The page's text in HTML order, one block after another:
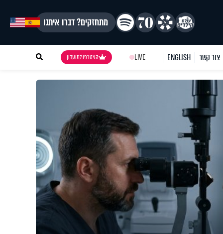
מתחזקים? דברו איתנו
צור קשר ENGLISH
LIVE הצטרפו למועדון